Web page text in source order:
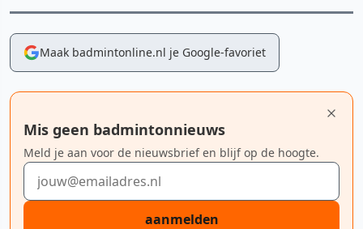
Maak badmintonline.nl je Google-favoriet
Mis geen badmintonnieuws
Meld je aan voor de nieuwsbrief en blijf op de hoogte.
E-mailadres
aanmelden